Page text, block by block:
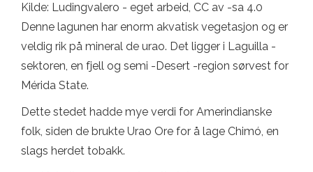
Kilde: Ludingvalero - eget arbeid, CC av -sa 4.0
Denne lagunen har enorm akvatisk vegetasjon og er
veldig rik på mineral de urao. Det ligger i Laguilla -
sektoren, en fjell og semi -Desert -region sørvest for
Mérida State.
Dette stedet hadde mye verdi for Amerindianske
folk, siden de brukte Urao Ore for å lage Chimó, en
slags herdet tobakk.